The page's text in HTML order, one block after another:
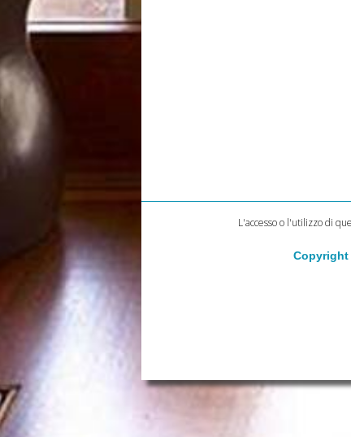
L'accesso o l'utilizzo di
Copyright